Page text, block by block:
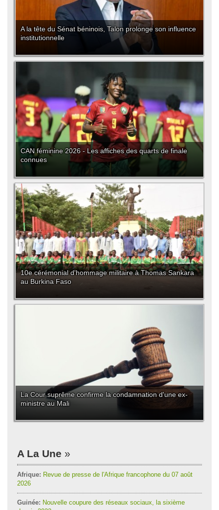
A la tête du Sénat béninois, Talon prolonge son influence
institutionnelle
CAN féminine 2026 - Les affiches des quarts de finale
connues
10e cérémonial d'hommage militaire à Thomas Sankara
au Burkina Faso
La Cour suprême confirme la condamnation d'une ex-
ministre au Mali
A La Une
Afrique: Revue de presse de l'Afrique francophone du 07 août
2026
Guinée: Nouvelle coupure des réseaux sociaux, la sixième